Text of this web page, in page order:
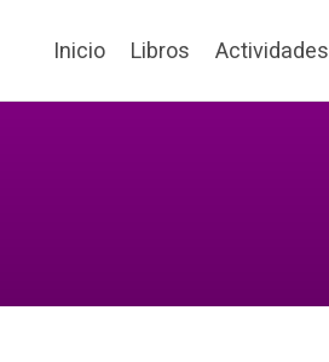
Inicio Libros Actividades